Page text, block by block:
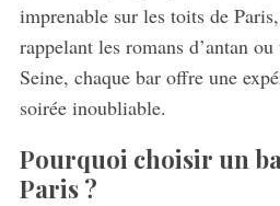
imprenable sur les toits de
rappelant les romans d’antan
Seine, chaque bar offre une
soirée inoubliable.
Pourquoi choisir un
Paris ?